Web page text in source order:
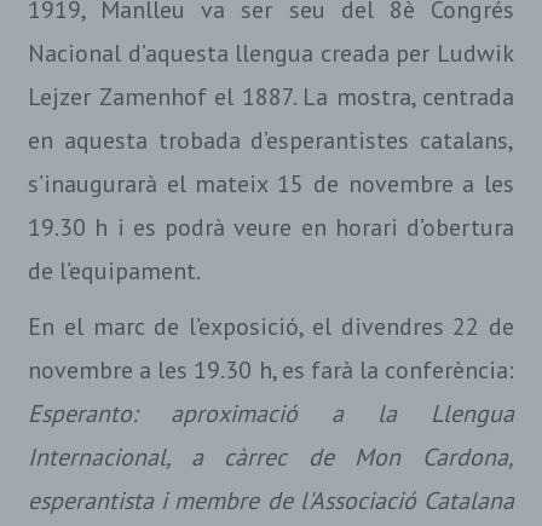
1919, Manlleu va ser seu del 8è Congrés
Nacional d’aquesta llengua creada per Ludwik
Lejzer Zamenhof el 1887. La mostra, centrada
en aquesta trobada d’esperantistes catalans,
s’inaugurarà el mateix 15 de novembre a les
19.30 h i es podrà veure en horari d’obertura
de l’equipament.
En el marc de l’exposició, el divendres 22 de
novembre a les 19.30 h, es farà la conferència:
Esperanto: aproximació a la Llengua
Internacional, a càrrec de Mon Cardona,
esperantista i membre de l'Associació Catalana